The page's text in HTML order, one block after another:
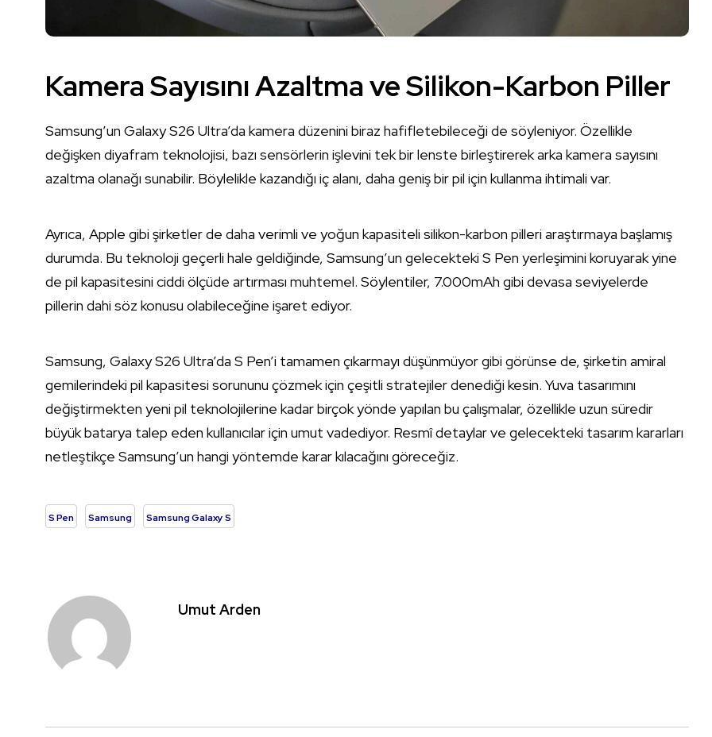
Kamera Sayısını Azaltma ve Silikon-Karbon Piller
Samsung’un Galaxy S26 Ultra’da kamera düzenini biraz hafifletebileceği de söyleniyor. Özellikle
değişken diyafram teknolojisi, bazı sensörlerin işlevini tek bir lenste birleştirerek arka kamera sayısını
azaltma olanağı sunabilir. Böylelikle kazandığı iç alanı, daha geniş bir pil için kullanma ihtimali var.
Ayrıca, Apple gibi şirketler de daha verimli ve yoğun kapasiteli silikon-karbon pilleri araştırmaya başlamış
durumda. Bu teknoloji geçerli hale geldiğinde, Samsung’un gelecekteki S Pen yerleşimini koruyarak yine
de pil kapasitesini ciddi ölçüde artırması muhtemel. Söylentiler, 7.000mAh gibi devasa seviyelerde
pillerin dahi söz konusu olabileceğine işaret ediyor.
Samsung, Galaxy S26 Ultra’da S Pen’i tamamen çıkarmayı düşünmüyor gibi görünse de, şirketin amiral
gemilerindeki pil kapasitesi sorununu çözmek için çeşitli stratejiler denediği kesin. Yuva tasarımını
değiştirmekten yeni pil teknolojilerine kadar birçok yönde yapılan bu çalışmalar, özellikle uzun süredir
büyük batarya talep eden kullanıcılar için umut vadediyor. Resmî detaylar ve gelecekteki tasarım kararları
netleştikçe Samsung’un hangi yöntemde karar kılacağını göreceğiz.
S Pen Samsung Samsung Galaxy S
Umut Arden